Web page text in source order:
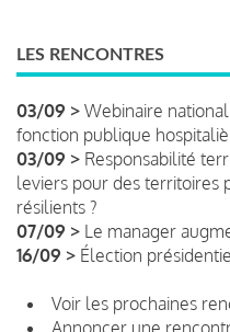
LES RENCONTRES
03/09 > Webinaire
fonction publique
03/09 > Responsabilité
leviers pour des territoires
résilients ?
07/09 > Le manager
16/09 > Élection
Voir les prochaines
Annoncer une